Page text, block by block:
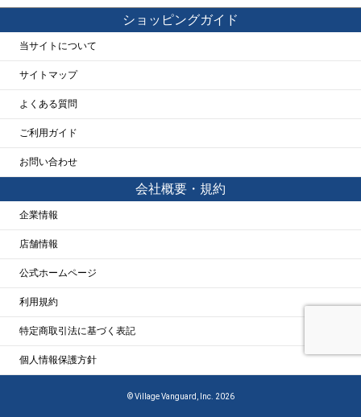
ショッピングガイド
当サイトについて
サイトマップ
よくある質問
ご利用ガイド
お問い合わせ
会社概要・規約
企業情報
店舗情報
公式ホームページ
利用規約
特定商取引法に基づく表記
個人情報保護方針
© Village Vanguard, Inc. 2026